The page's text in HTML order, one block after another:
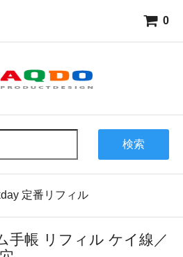
0
検索
定番リフィル
手帳 リフィル ケイ線／